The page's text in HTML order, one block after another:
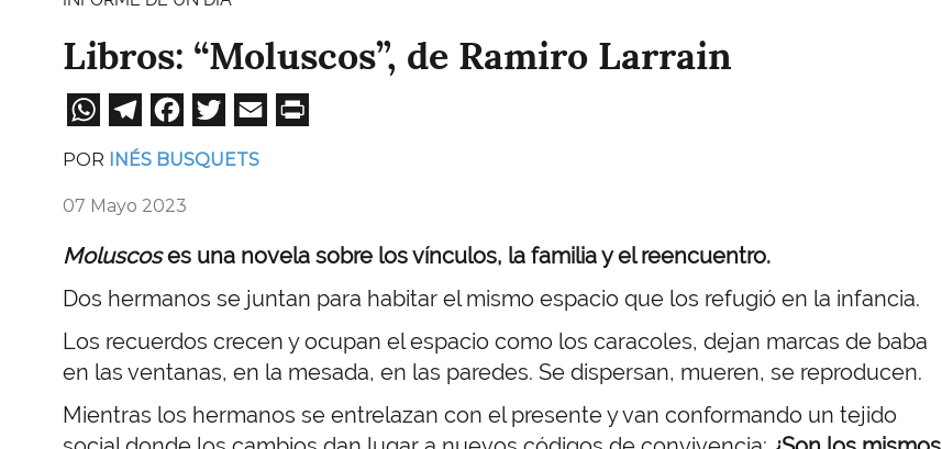
Libros: “Moluscos”, de Ramiro Larrain
WhatsApp
Telegram
Facebook
Twitter
Email
POR INÉS BUSQUETS
07 Mayo 2023
Moluscoses una novela sobre los vínculos, la familia y el reencuentro.
Dos hermanos se juntan para habitar el mismo espacio que los refugió en la infancia.
Los recuerdos crecen y ocupan el espacio como los caracoles, dejan marcas de baba
en las ventanas, en la mesada, en las paredes. Se dispersan, mueren, se reproducen.
Mientras los hermanos se entrelazan con el presente y van conformando un tejido